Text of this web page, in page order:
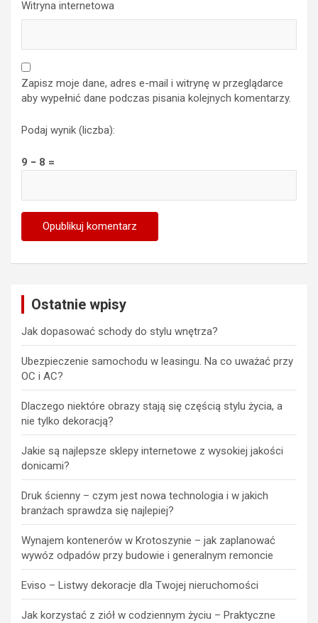
Witryna internetowa
Zapisz moje dane, adres e-mail i witrynę w przeglądarce
aby wypełnić dane podczas pisania kolejnych komentarzy.
Podaj wynik (liczba):
9 − 8 =
Ostatnie wpisy
Jak dopasować schody do stylu wnętrza?
Ubezpieczenie samochodu w leasingu. Na co uważać przy
OC i AC?
Dlaczego niektóre obrazy stają się częścią stylu życia, a
nie tylko dekoracją?
Jakie są najlepsze sklepy internetowe z wysokiej jakości
donicami?
Druk ścienny – czym jest nowa technologia i w jakich
branżach sprawdza się najlepiej?
Wynajem kontenerów w Krotoszynie – jak zaplanować
wywóz odpadów przy budowie i generalnym remoncie
Eviso – Listwy dekoracje dla Twojej nieruchomości
Jak korzystać z ziół w codziennym życiu – Praktyczne